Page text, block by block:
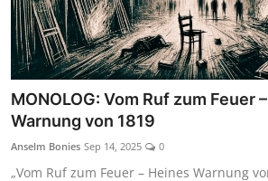
MONOLOG: Vom Ruf zum Feuer
Warnung von 1819
Anselm Bonies Sep 14, 2025 0
„Vom Ruf zum Feuer – Heines Warnung